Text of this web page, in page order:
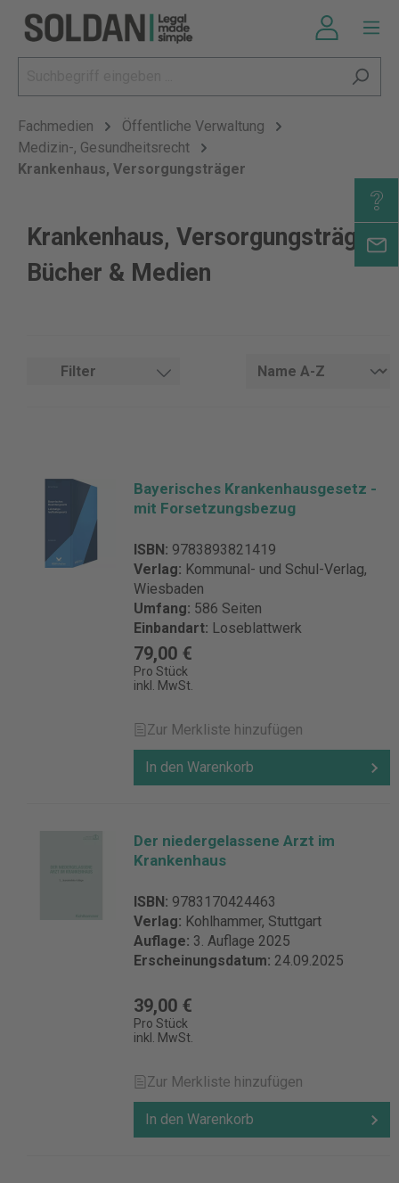
Fachmedien
Öffentliche Verwaltung
Medizin-, Gesundheitsrecht
Krankenhaus, Versorgungsträger
Krankenhaus, Versorgungsträger
Bücher & Medien
Filter
Bayerisches Krankenhausgesetz -
mit Forsetzungsbezug
ISBN: 9783893821419
Verlag: Kommunal- und Schul-Verlag,
Wiesbaden
Umfang: 586 Seiten
Einbandart: Loseblattwerk
79,00 €
Pro Stück
inkl. MwSt.
Zur Merkliste hinzufügen
In den Warenkorb
Der niedergelassene Arzt im
Krankenhaus
ISBN: 9783170424463
Verlag: Kohlhammer, Stuttgart
Auflage: 3. Auflage 2025
Erscheinungsdatum: 24.09.2025
39,00 €
Pro Stück
inkl. MwSt.
Zur Merkliste hinzufügen
In den Warenkorb